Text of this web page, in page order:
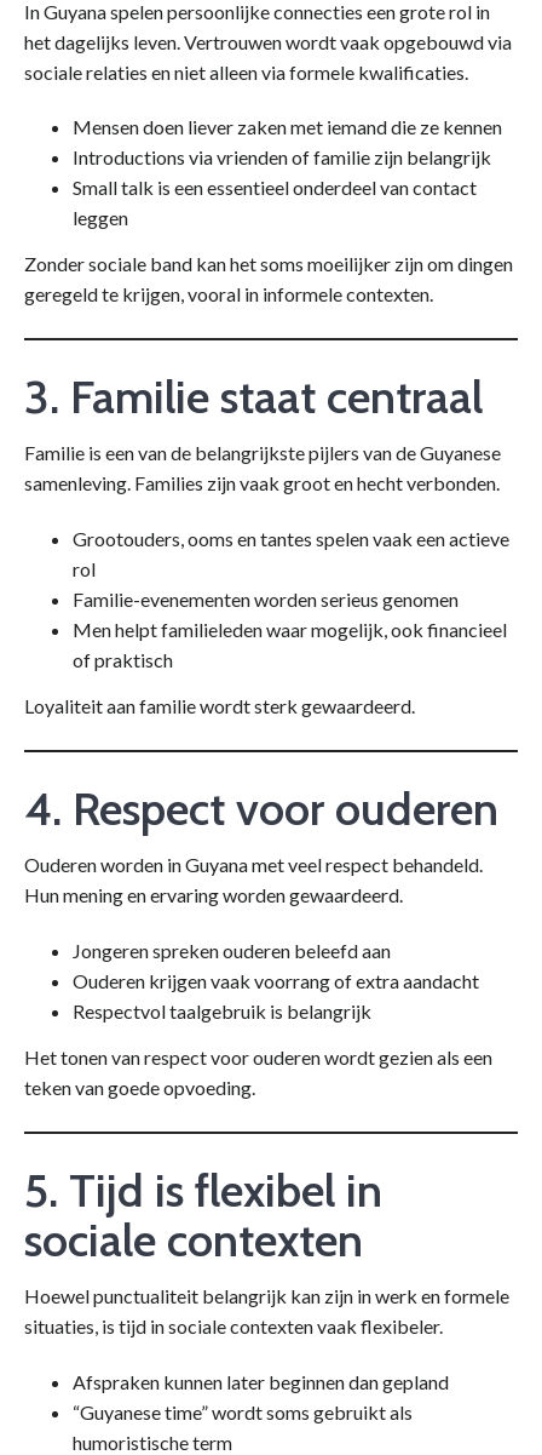
In Guyana spelen persoonlijke connecties een grote rol in
het dagelijks leven. Vertrouwen wordt vaak opgebouwd via
sociale relaties en niet alleen via formele kwalificaties.
Mensen doen liever zaken met iemand die ze kennen
Introductions via vrienden of familie zijn belangrijk
Small talk is een essentieel onderdeel van contact
leggen
Zonder sociale band kan het soms moeilijker zijn om dingen
geregeld te krijgen, vooral in informele contexten.
3. Familie staat centraal
Familie is een van de belangrijkste pijlers van de Guyanese
samenleving. Families zijn vaak groot en hecht verbonden.
Grootouders, ooms en tantes spelen vaak een actieve
rol
Familie-evenementen worden serieus genomen
Men helpt familieleden waar mogelijk, ook financieel
of praktisch
Loyaliteit aan familie wordt sterk gewaardeerd.
4. Respect voor ouderen
Ouderen worden in Guyana met veel respect behandeld.
Hun mening en ervaring worden gewaardeerd.
Jongeren spreken ouderen beleefd aan
Ouderen krijgen vaak voorrang of extra aandacht
Respectvol taalgebruik is belangrijk
Het tonen van respect voor ouderen wordt gezien als een
teken van goede opvoeding.
5. Tijd is flexibel in
sociale contexten
Hoewel punctualiteit belangrijk kan zijn in werk en formele
situaties, is tijd in sociale contexten vaak flexibeler.
Afspraken kunnen later beginnen dan gepland
“Guyanese time” wordt soms gebruikt als
humoristische term